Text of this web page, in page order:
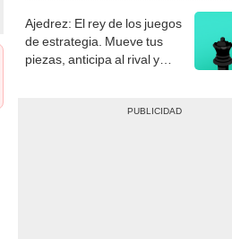
Ajedrez: El rey de los juegos
de estrategia. Mueve tus
piezas, anticipa al rival y